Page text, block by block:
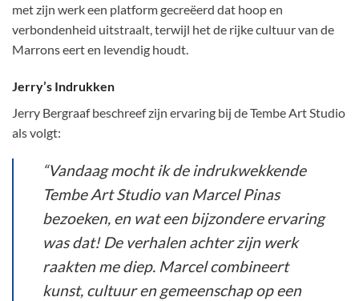
met zijn werk een platform gecreëerd dat hoop en
verbondenheid uitstraalt, terwijl het de rijke cultuur van de
Marrons eert en levendig houdt.
Jerry’s Indrukken
Jerry Bergraaf beschreef zijn ervaring bij de Tembe Art Studio
als volgt:
“Vandaag mocht ik de indrukwekkende
Tembe Art Studio van Marcel Pinas
bezoeken, en wat een bijzondere ervaring
was dat! De verhalen achter zijn werk
raakten me diep. Marcel combineert
kunst, cultuur en gemeenschap op een